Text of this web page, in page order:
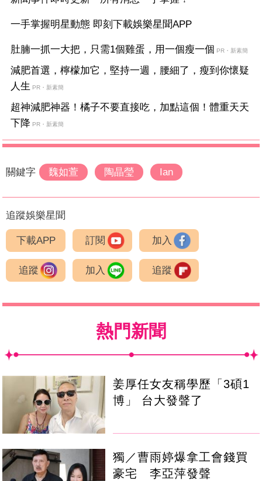
一手掌握明星動態 即刻下載娛樂星聞APP
肚腩一抓一大把，只需1個雞蛋，用一個瘦一個 PR・新素簡
減肥首選，檸檬加它，堅持一週，腰細了，瘦到你懷疑
人生 PR・新素簡
超神減肥神器！橘子不要直接吃，加點這個！體重天天
下降 PR・新素簡
關鍵字 魏如萱 陶晶瑩 Ian
追蹤娛樂星聞
下載APP 訂閱 加入
追蹤 加入 追蹤
熱門新聞
姜厚任女友稱學歷「3碩1
博」 台大發聲了
獨／曹雨婷爆拿工會錢買
豪宅 李亞萍發聲